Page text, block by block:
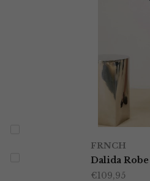
FRNCH
Dalida Robe
€109,95